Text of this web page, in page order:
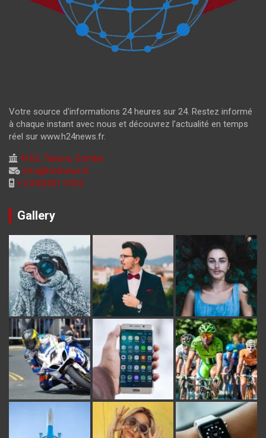
Votre source d'informations 24 heures sur 24. Restez informé
à chaque instant avec nous et découvrez l’actualité en temps
réel sur www.h24news.fr.
4163, Tabora, Gombé
info@h24news.fr
+1(343)301-0762
Gallery